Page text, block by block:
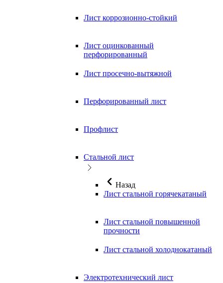
Лист коррозионно-стойкий
Лист оцинкованный
перфорированный
Лист просечно-вытяжной
Перфорированный лист
Профлист
Стальной лист
Назад
Лист стальной горячекатаный
Лист стальной повышенной
прочности
Лист стальной холоднокатаный
Электротехнический лист